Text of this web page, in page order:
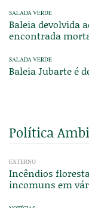
SALADA VERDE
Baleia devolvida
encontrada
SALADA VERDE
Baleia Jubarte é
Política
EXTERNO
Incêndios
incomuns em